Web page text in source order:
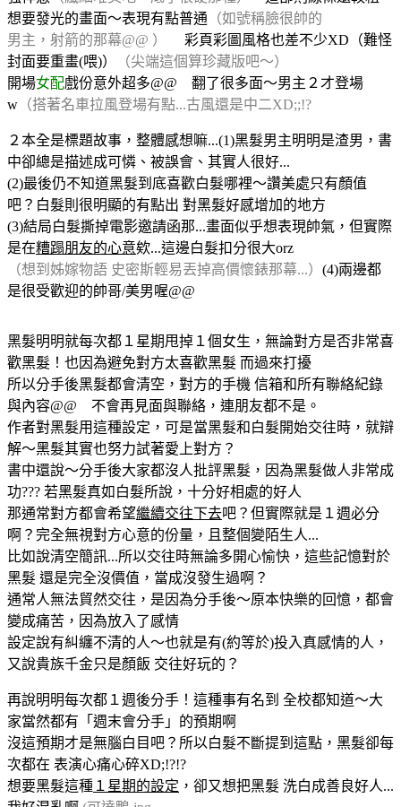
想要發光的畫面～表現有點普通 （如號稱臉很帥的
男主，射箭的那幕@@ ）
彩頁彩圖風格也差不少XD（難怪
封面要重畫(喂)）
（尖端這個算珍藏版吧～）
開場女配戲份意外超多@@ 翻了很多面～男主２才登場
w （搭著名車拉風登場有點...古風還是中二XD;;!?
２本全是標題故事，整體感想嘛...(1)黑髮男主明明是渣男，書
中卻總是描述成可憐、被誤會、其實人很好...
(2)最後仍不知道黑髮到底喜歡白髮哪裡～讚美處只有顏值
吧？白髮則很明顯的有點出 對黑髮好感增加的地方
(3)結局白髮撕掉電影邀請函那...畫面似乎想表現帥氣，但實際
是在糟蹋朋友的心意欸...這邊白髮扣分很大orz
（想到姊嫁物語 史密斯輕易丟掉高價懷錶那幕...） (4)兩邊都
是很受歡迎的帥哥/美男喔@@
黑髮明明就每次都１星期甩掉１個女生，無論對方是否非常喜
歡黑髮！也因為避免對方太喜歡黑髮 而過來打擾
所以分手後黑髮都會清空，對方的手機 信箱和所有聯絡紀錄
與內容@@ 不會再見面與聯絡，連朋友都不是。
作者對黑髮用這種設定，可是當黑髮和白髮開始交往時，就辯
解～黑髮其實也努力試著愛上對方？
書中還說～分手後大家都沒人批評黑髮，因為黑髮做人非常成
功??? 若黑髮真如白髮所說，十分好相處的好人
那通常對方都會希望繼續交往下去吧？但實際就是１週必分
啊？完全無視對方心意的份量，且整個變陌生人...
比如說清空簡訊...所以交往時無論多開心愉快，這些記憶對於
黑髮 還是完全沒價值，當成沒發生過啊？
通常人無法貿然交往，是因為分手後～原本快樂的回憶，都會
變成痛苦，因為放入了感情
設定說有糾纏不清的人～也就是有(約等於)投入真感情的人，
又說貴族千金只是顏飯 交往好玩的？
再說明明每次都１週後分手！這種事有名到 全校都知道～大
家當然都有「週末會分手」的預期啊
沒這預期才是無腦白目吧？所以白髮不斷提到這點，黑髮卻每
次都在 表演心痛心碎XD;!?!?
想要黑髮這種 １星期的設定 ，卻又想把黑髮 洗白成善良好人...